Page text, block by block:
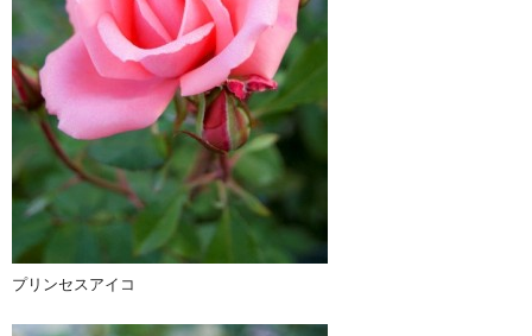
プリンセスアイコ